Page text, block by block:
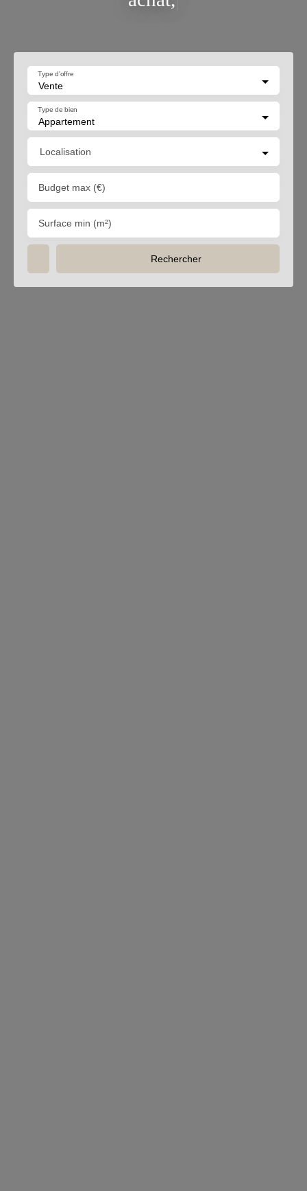
Vente
Type d'offre
Appartement
Type de bien
Localisation
Budget max (€)
Surface min (m²)
Rechercher